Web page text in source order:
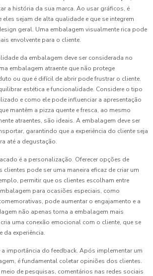
a história da sua marca. Ao usar gráficos, é
sejam de alta qualidade e que se integrem
geral. Uma embalagem visualmente rica pode
envolvente para o cliente.
da embalagem deve ser considerada no
embalagem atraente que não protege
ou que é difícil de abrir pode frustrar o cliente.
estética e funcionalidade. Considere o tipo
e como ele pode influenciar a apresentação
mantêm a pizza quente e fresca, ao mesmo
atraentes, são ideais. A embalagem deve ser
garantindo que a experiência do cliente seja
até a degustação.
é a personalização. Oferecer opções de
pode ser uma maneira eficaz de criar um
permitir que os clientes escolham entre
para ocasiões especiais, como
pode aumentar o engajamento e a
não apenas torna a embalagem mais
uma conexão emocional com o cliente, que se
da experiência.
importância do feedback. Após implementar um
é fundamental coletar opiniões dos clientes.
de pesquisas, comentários nas redes sociais